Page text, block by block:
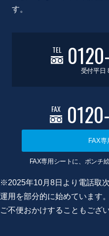
す。
TEL
受付平日
FAX
FAX専
FAX専用シートに、ポンチ
※2025年10月8日より電話取
運用を部分的に始めています。
ご不便おかけすることもござ